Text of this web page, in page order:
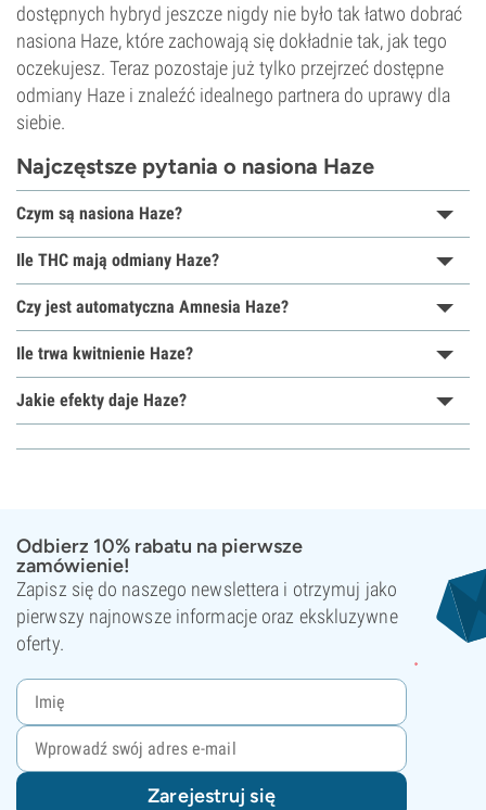
dostępnych hybryd jeszcze nigdy nie było tak łatwo dobrać
nasiona Haze, które zachowają się dokładnie tak, jak tego
oczekujesz. Teraz pozostaje już tylko przejrzeć dostępne
odmiany Haze i znaleźć idealnego partnera do uprawy dla
siebie.
Najczęstsze pytania o nasiona Haze
Czym są nasiona Haze?
Ile THC mają odmiany Haze?
Czy jest automatyczna Amnesia Haze?
Ile trwa kwitnienie Haze?
Jakie efekty daje Haze?
Odbierz 10% rabatu na pierwsze
zamówienie!
Zapisz się do naszego newslettera i otrzymuj jako
pierwszy najnowsze informacje oraz ekskluzywne
oferty.
Zarejestruj się